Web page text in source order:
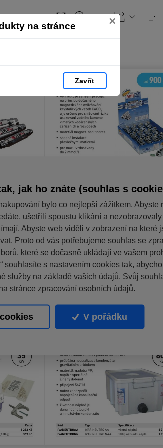
na stránce ×
Zavřít
jak ho znáte (souhlas s
bylo co nejlepší zážitkem. Abyste
ušetřili spoustu klikání a nezobrazovaly
Abyste web viděli v zobrazení na které
Proto od vás potřebujeme souhlas se
které se dočasně ukládají ve vašem
souhlasíte s nastavením cookies tak,
služby na základě vašich údajů. Svůj
stránce zpracování osobních údajů.
V pořádku